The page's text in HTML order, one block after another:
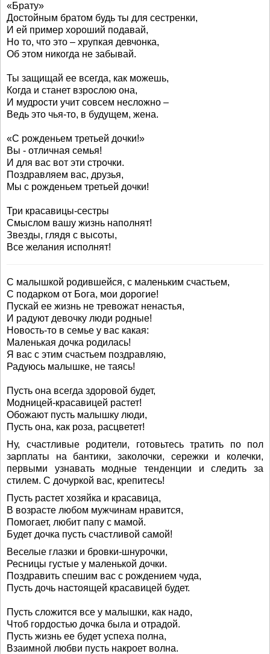
«Брату»
Достойным братом будь ты для сестренки,
И ей пример хороший подавай,
Но то, что это – хрупкая девчонка,
Об этом никогда не забывай.
Ты защищай ее всегда, как можешь,
Когда и станет взрослою она,
И мудрости учит совсем несложно –
Ведь это чья-то, в будущем, жена.
«С рожденьем третьей дочки!»
Вы - отличная семья!
И для вас вот эти строчки.
Поздравляем вас, друзья,
Мы с рожденьем третьей дочки!
Три красавицы-сестры
Смыслом вашу жизнь наполнят!
Звезды, глядя с высоты,
Все желания исполнят!
С малышкой родившейся, с маленьким счастьем,
С подарком от Бога, мои дорогие!
Пускай ее жизнь не тревожат ненастья,
И радуют девочку люди родные!
Новость-то в семье у вас какая:
Маленькая дочка родилась!
Я вас с этим счастьем поздравляю,
Радуюсь малышке, не таясь!
Пусть она всегда здоровой будет,
Модницей-красавицей растет!
Обожают пусть малышку люди,
Пусть она, как роза, расцветет!
Ну, счастливые родители, готовьтесь тратить по пол
зарплаты на бантики, заколочки, сережки и колечки,
первыми узнавать модные тенденции и следить за
стилем. С дочуркой вас, крепитесь!
Пусть растет хозяйка и красавица,
В возрасте любом мужчинам нравится,
Помогает, любит папу с мамой.
Будет дочка пусть счастливой самой!
Веселые глазки и бровки-шнурочки,
Ресницы густые у маленькой дочки.
Поздравить спешим вас с рождением чуда,
Пусть дочь настоящей красавицей будет.
Пусть сложится все у малышки, как надо,
Чтоб гордостью дочка была и отрадой.
Пусть жизнь ее будет успеха полна,
Взаимной любви пусть накроет волна.